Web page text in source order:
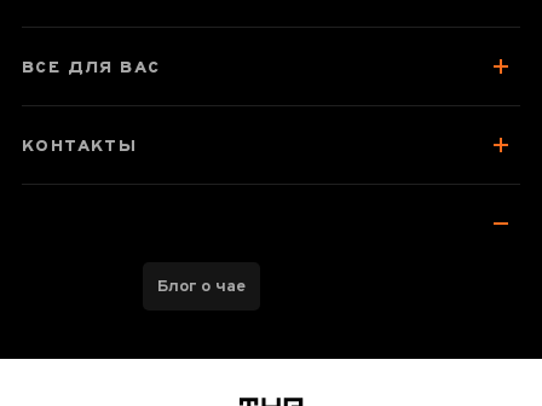
ВСЕ ДЛЯ ВАС
КОНТАКТЫ
Блог о чае